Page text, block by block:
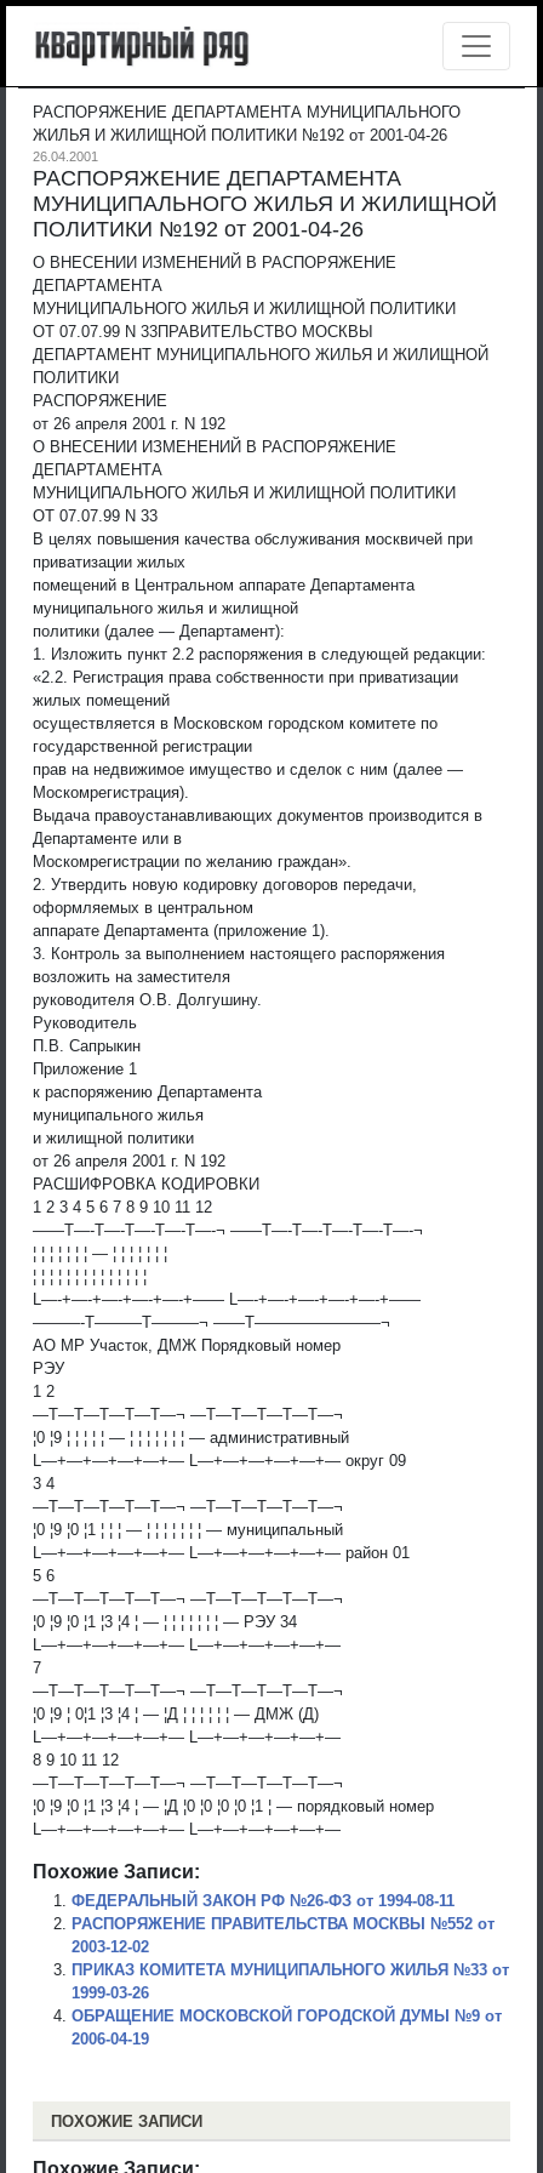
РАСПОРЯЖЕНИЕ ДЕПАРТАМЕНТА МУНИЦИПАЛЬНОГО
ЖИЛЬЯ И ЖИЛИЩНОЙ ПОЛИТИКИ №192 от 2001-04-26
26.04.2001
РАСПОРЯЖЕНИЕ ДЕПАРТАМЕНТА
МУНИЦИПАЛЬНОГО ЖИЛЬЯ И ЖИЛИЩНОЙ
ПОЛИТИКИ №192 от 2001-04-26
О ВНЕСЕНИИ ИЗМЕНЕНИЙ В РАСПОРЯЖЕНИЕ
ДЕПАРТАМЕНТА
МУНИЦИПАЛЬНОГО ЖИЛЬЯ И ЖИЛИЩНОЙ ПОЛИТИКИ
ОТ 07.07.99 N 33ПРАВИТЕЛЬСТВО МОСКВЫ
ДЕПАРТАМЕНТ МУНИЦИПАЛЬНОГО ЖИЛЬЯ И ЖИЛИЩНОЙ
ПОЛИТИКИ
РАСПОРЯЖЕНИЕ
от 26 апреля 2001 г. N 192
О ВНЕСЕНИИ ИЗМЕНЕНИЙ В РАСПОРЯЖЕНИЕ
ДЕПАРТАМЕНТА
МУНИЦИПАЛЬНОГО ЖИЛЬЯ И ЖИЛИЩНОЙ ПОЛИТИКИ
ОТ 07.07.99 N 33
В целях повышения качества обслуживания москвичей при
приватизации жилых
помещений в Центральном аппарате Департамента
муниципального жилья и жилищной
политики (далее — Департамент):
1. Изложить пункт 2.2 распоряжения в следующей редакции:
«2.2. Регистрация права собственности при приватизации
жилых помещений
осуществляется в Московском городском комитете по
государственной регистрации
прав на недвижимое имущество и сделок с ним (далее —
Москомрегистрация).
Выдача правоустанавливающих документов производится в
Департаменте или в
Москомрегистрации по желанию граждан».
2. Утвердить новую кодировку договоров передачи,
оформляемых в центральном
аппарате Департамента (приложение 1).
3. Контроль за выполнением настоящего распоряжения
возложить на заместителя
руководителя О.В. Долгушину.
Руководитель
П.В. Сапрыкин
Приложение 1
к распоряжению Департамента
муниципального жилья
и жилищной политики
от 26 апреля 2001 г. N 192
РАСШИФРОВКА КОДИРОВКИ
1 2 3 4 5 6 7 8 9 10 11 12
——T—-T—-T—-T—-T—-¬ ——T—-T—-T—-T—-T—-¬
¦ ¦ ¦ ¦ ¦ ¦ ¦ — ¦ ¦ ¦ ¦ ¦ ¦ ¦
¦ ¦ ¦ ¦ ¦ ¦ ¦ ¦ ¦ ¦ ¦ ¦ ¦ ¦
L—-+—-+—-+—-+—-+—— L—-+—-+—-+—-+—-+——
———-T———T———¬ ——T————————¬
АО МР Участок, ДМЖ Порядковый номер
РЭУ
1 2
—T—T—T—T—T—¬ —T—T—T—T—T—¬
¦0 ¦9 ¦ ¦ ¦ ¦ ¦ — ¦ ¦ ¦ ¦ ¦ ¦ ¦ — административный
L—+—+—+—+—+— L—+—+—+—+—+— округ 09
3 4
—T—T—T—T—T—¬ —T—T—T—T—T—¬
¦0 ¦9 ¦0 ¦1 ¦ ¦ ¦ — ¦ ¦ ¦ ¦ ¦ ¦ ¦ — муниципальный
L—+—+—+—+—+— L—+—+—+—+—+— район 01
5 6
—T—T—T—T—T—¬ —T—T—T—T—T—¬
¦0 ¦9 ¦0 ¦1 ¦3 ¦4 ¦ — ¦ ¦ ¦ ¦ ¦ ¦ ¦ — РЭУ 34
L—+—+—+—+—+— L—+—+—+—+—+—
7
—T—T—T—T—T—¬ —T—T—T—T—T—¬
¦0 ¦9 ¦ 0¦1 ¦3 ¦4 ¦ — ¦Д ¦ ¦ ¦ ¦ ¦ ¦ — ДМЖ (Д)
L—+—+—+—+—+— L—+—+—+—+—+—
8 9 10 11 12
—T—T—T—T—T—¬ —T—T—T—T—T—¬
¦0 ¦9 ¦0 ¦1 ¦3 ¦4 ¦ — ¦Д ¦0 ¦0 ¦0 ¦0 ¦1 ¦ — порядковый номер
L—+—+—+—+—+— L—+—+—+—+—+—
Похожие Записи:
ФЕДЕРАЛЬНЫЙ ЗАКОН РФ №26-ФЗ от 1994-08-11
РАСПОРЯЖЕНИЕ ПРАВИТЕЛЬСТВА МОСКВЫ №552 от
2003-12-02
ПРИКАЗ КОМИТЕТА МУНИЦИПАЛЬНОГО ЖИЛЬЯ №33 от
1999-03-26
ОБРАЩЕНИЕ МОСКОВСКОЙ ГОРОДСКОЙ ДУМЫ №9 от
2006-04-19
ПОХОЖИЕ ЗАПИСИ
Похожие Записи: